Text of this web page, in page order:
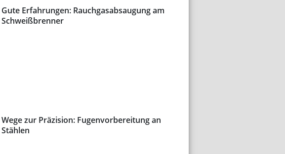
Gute Erfahrungen: Rauchgasabsaugung am
Schweißbrenner
Wege zur Präzision: Fugenvorbereitung an
Stählen